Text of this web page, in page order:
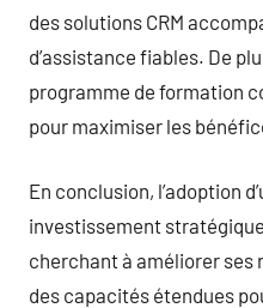
des solutions CRM
d’assistance fiables. De
programme de formation
pour maximiser les
En conclusion, l’adoption
investissement
cherchant à améliorer
des capacités étendues